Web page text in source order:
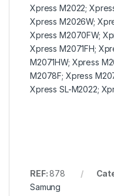
Xpress M2022;
Xpress M2026W;
Xpress M2070FW;
Xpress M2071FH;
M2071HW; Xpress
M2078F; Xpress
Xpress SL-M2022;
REF:878
Samung